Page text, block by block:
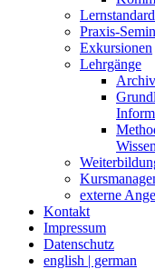
Praxis-
Exkursionen
Lehrgänge
externe
Kontakt
Impressum
Datenschutz
english | german